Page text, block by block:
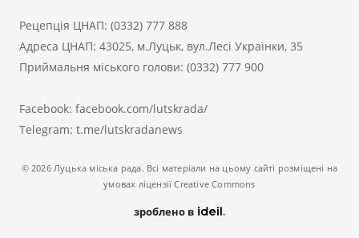
Рецепція ЦНАП: (0332) 777 888
Адреса ЦНАП: 43025, м.Луцьк, вул.Лесі Українки, 35
Приймальня міського голови: (0332) 777 900
Facebook: facebook.com/lutskrada/
Telegram: t.me/lutskradanews
© 2026 Луцька міська рада. Всі матеріали на цьому сайті розміщені на
умовах ліцензії Creative Commons
зроблено в